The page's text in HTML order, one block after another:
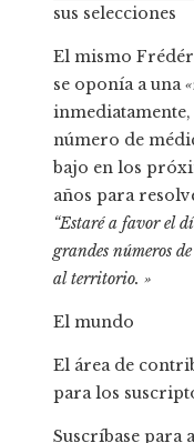
sus selecciones
El mismo
se oponía a una
número de
bajo en los
años para
“Estaré a favor el
grandes números
al territorio. »
El mundo
El área de
para los
Suscríbase para